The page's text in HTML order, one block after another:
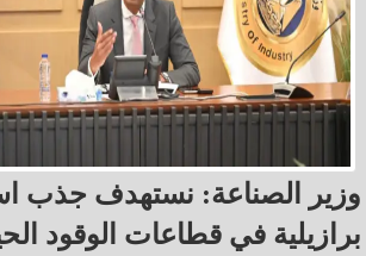
وزير الصناعة: نستهدف جذب
برازيلية في قطاعات الوقود